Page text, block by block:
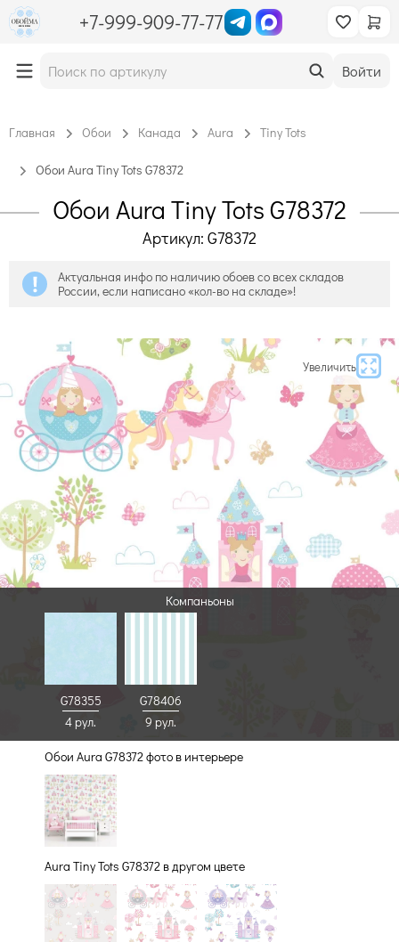
+7-999-909-77-77
Войти
Главная Обои Канада Aura Tiny Tots
Обои Aura Tiny Tots G78372
Обои Aura Tiny Tots G78372
Артикул: G78372
Актуальная инфо по наличию обоев со всех складов
России, если написано «кол-во на складе»!
Увеличить
Компаньоны
G78355
4 рул.
G78406
9 рул.
Обои Aura G78372 фото в интерьере
Aura Tiny Tots G78372 в другом цвете